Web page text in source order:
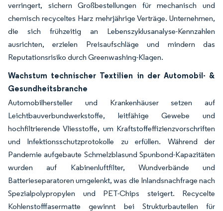
verringert, sichern Großbestellungen für mechanisch und
chemisch recyceltes Harz mehrjährige Verträge. Unternehmen,
die sich frühzeitig an Lebenszyklusanalyse-Kennzahlen
ausrichten, erzielen Preisaufschläge und mindern das
Reputationsrisiko durch Greenwashing-Klagen.
Wachstum technischer Textilien in der Automobil- &
Gesundheitsbranche
Automobilhersteller und Krankenhäuser setzen auf
Leichtbauverbundwerkstoffe, leitfähige Gewebe und
hochfiltrierende Vliesstoffe, um Kraftstoffeffizienzvorschriften
und Infektionsschutzprotokolle zu erfüllen. Während der
Pandemie aufgebaute Schmelzblasund Spunbond-Kapazitäten
wurden auf Kabinenluftfilter, Wundverbände und
Batterieseparatoren umgelenkt, was die Inlandsnachfrage nach
Spezialpolypropylen und PET-Chips steigert. Recycelte
Kohlenstofffasermatte gewinnt bei Strukturbauteilen für